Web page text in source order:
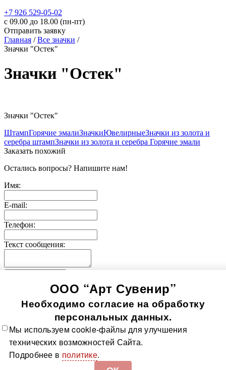
+7 926 529-05-02
c 09.00 до 18.00 (пн-пт)
Отправить заявку
Главная /Все значки /
Значки "Остек"
Значки "Остек"
Значки "Остек"
ШтампГорячие эмалиЗначкиЮвелирныеЗначки из золота и
серебра штампЗначки из золота и серебра Горячие эмали
Заказать похожий
Остались вопросы? Напишите нам!
Имя:
E-mail:
Телефон:
Текст сообщения:
Значки-медали
Использование информации, содержащейся на сайте, в том
числе фото продукции, без согласия правообладателя, влечет
возникновение ответственности согласно ст. 1250-1252 ГК
РФ, ст. 7.12 КоАП РФ и ст. 146, 147 УК РФ
Все значки Все медали О компании Контакты
изготовления Политика в отношении обработки
персональных данных Доставка и оплата
ООО “Арт Сувенир”
Необходимо согласие на обработку
персональных данных.
Мы используем cookie-файлы для улучшения
технических возможностей Сайта.
Подробнее в политике.